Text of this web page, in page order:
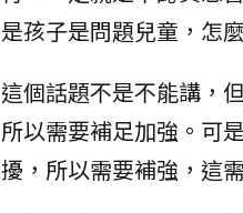
是孩子是問題兒童，怎
這個話題不是不能講，
所以需要補足加強。可
擾，所以需要補強，這